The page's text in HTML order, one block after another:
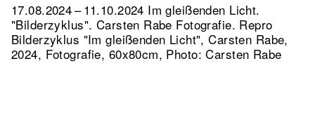
17.08.2024 – 11.10.2024 Im gleißenden Licht.
"Bilderzyklus". Carsten Rabe Fotografie. Repro
Bilderzyklus "Im gleißenden Licht", Carsten Rabe,
2024, Fotografie, 60x80cm, Photo: Carsten Rabe